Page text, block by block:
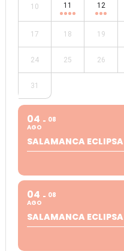
10 11 12
17 18 19
24 25 26
31
04
AGO
08
SALAMANCA ECLIPSA
04
AGO
08
SALAMANCA ECLIPSA